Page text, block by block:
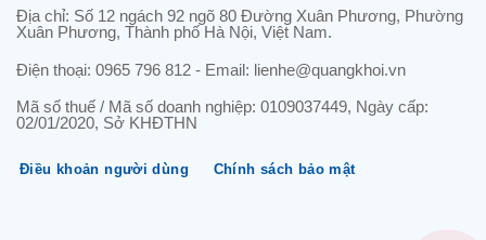
Địa chỉ: Số 12 ngách 92 ngõ 80 Đường Xuân Phương, Phường
Xuân Phương, Thành phố Hà Nội, Việt Nam.
Điện thoại: 0965 796 812 - Email: lienhe@quangkhoi.vn
Mã số thuế / Mã số doanh nghiệp: 0109037449, Ngày cấp:
02/01/2020, Sở KHĐTHN
Điều khoản người dùng Chính sách bảo mật